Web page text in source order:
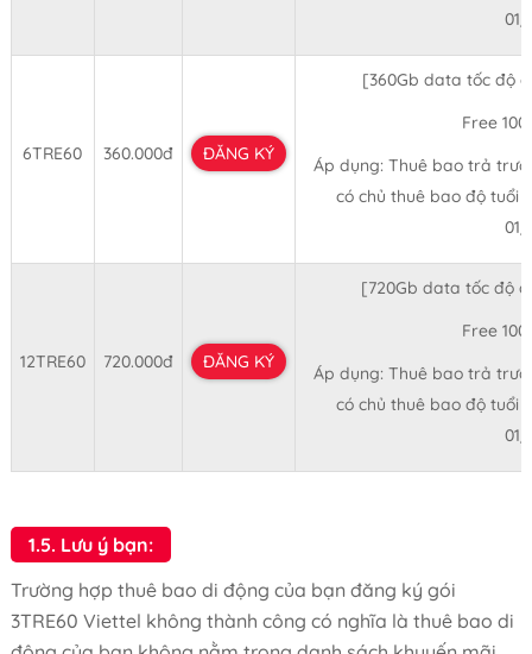
6TRE60 360.000đ ĐĂNG KÝ
[360Gb data tốc độ
Free
Áp dụng: Thuê bao trả
có chủ thuê bao độ tuổi
12TRE60 720.000đ ĐĂNG KÝ
[720Gb data tốc độ
Free
Áp dụng: Thuê bao trả
có chủ thuê bao độ tuổi
1.5. Lưu ý bạn:
Trường hợp thuê bao di động của bạn đăng ký gói
3TRE60 Viettel không thành công có nghĩa là thuê bao di